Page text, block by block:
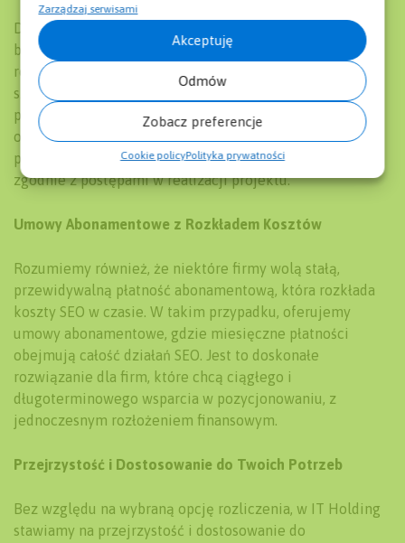
Zarządzaj serwisami
Akceptuję
Odmów
Zobacz preferencje
Cookie policyPolityka prywatności
Dla firm, które preferują przejrzystość i kontrolę nad
budżetem, oferujemy możliwość jednorazowego
rozliczenia za każdy etap pozycjonowania. Po dokonaniu
szczegółowej wyceny, przedstawiamy koszty
poszczególnych działań, takich jak audyt SEO,
optymalizacja on-page i działania off-page. Ta opcja
pozwala na dokładne planowanie budżetu i płatności,
zgodnie z postępami w realizacji projektu.
Umowy Abonamentowe z Rozkładem Kosztów
Rozumiemy również, że niektóre firmy wolą stałą,
przewidywalną płatność abonamentową, która rozkłada
koszty SEO w czasie. W takim przypadku, oferujemy
umowy abonamentowe, gdzie miesięczne płatności
obejmują całość działań SEO. Jest to doskonałe
rozwiązanie dla firm, które chcą ciągłego i
długoterminowego wsparcia w pozycjonowaniu, z
jednoczesnym rozłożeniem finansowym.
Przejrzystość i Dostosowanie do Twoich Potrzeb
Bez względu na wybraną opcję rozliczenia, w IT Holding
stawiamy na przejrzystość i dostosowanie do